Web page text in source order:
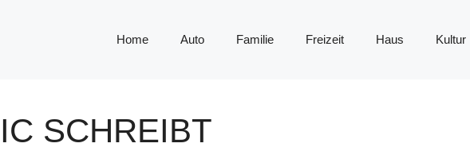
Home Auto Familie Freizeit Haus Kultur
SCHREIBT